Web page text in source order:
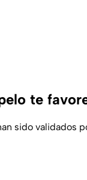
te
sido validados